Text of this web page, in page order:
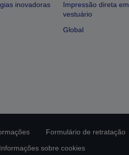
inovadoras
Impressão direta em
vestuário
Global
Formulário de retratação
Informações sobre cookies